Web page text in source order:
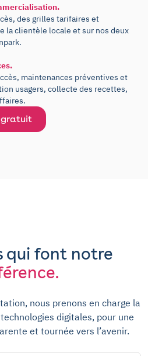
des grilles tarifaires et
la clientèle locale et sur nos deux
maintenances préventives et
usagers, collecte des recettes,
gratuit
qui font notre
nous prenons en charge la
digitales, pour une
et tournée vers l’avenir.